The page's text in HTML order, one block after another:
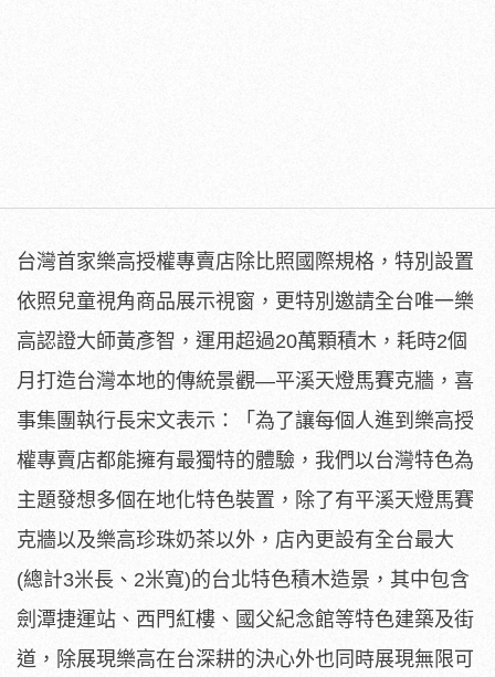
台灣首家樂高授權專賣店除比照國際規格，特別設置
依照兒童視角商品展示視窗，更特別邀請全台唯一樂
高認證大師黃彥智，運用超過20萬顆積木，耗時2個
月打造台灣本地的傳統景觀—平溪天燈馬賽克牆，喜
事集團執行長宋文表示：「為了讓每個人進到樂高授
權專賣店都能擁有最獨特的體驗，我們以台灣特色為
主題發想多個在地化特色裝置，除了有平溪天燈馬賽
克牆以及樂高珍珠奶茶以外，店內更設有全台最大
(總計3米長、2米寬)的台北特色積木造景，其中包含
劍潭捷運站、西門紅樓、國父紀念館等特色建築及街
道，除展現樂高在台深耕的決心外也同時展現無限可